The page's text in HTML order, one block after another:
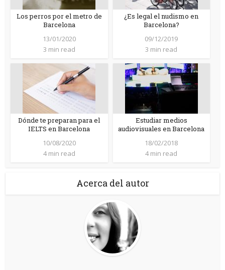
Los perros por el metro de
Barcelona
13/01/2020
3 min read
¿Es legal el nudismo en
Barcelona?
09/12/2019
3 min read
Dónde te preparan para el
IELTS en Barcelona
10/08/2020
4 min read
Estudiar medios
audiovisuales en Barcelona
18/02/2018
4 min read
Acerca del autor